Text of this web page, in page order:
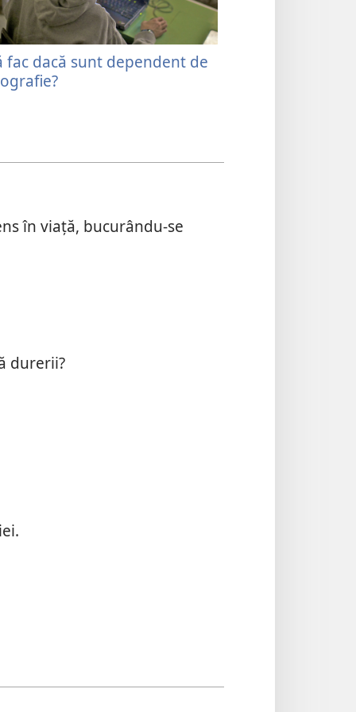
fac dacă sunt dependent de
în viață, bucurându-se
durerii?